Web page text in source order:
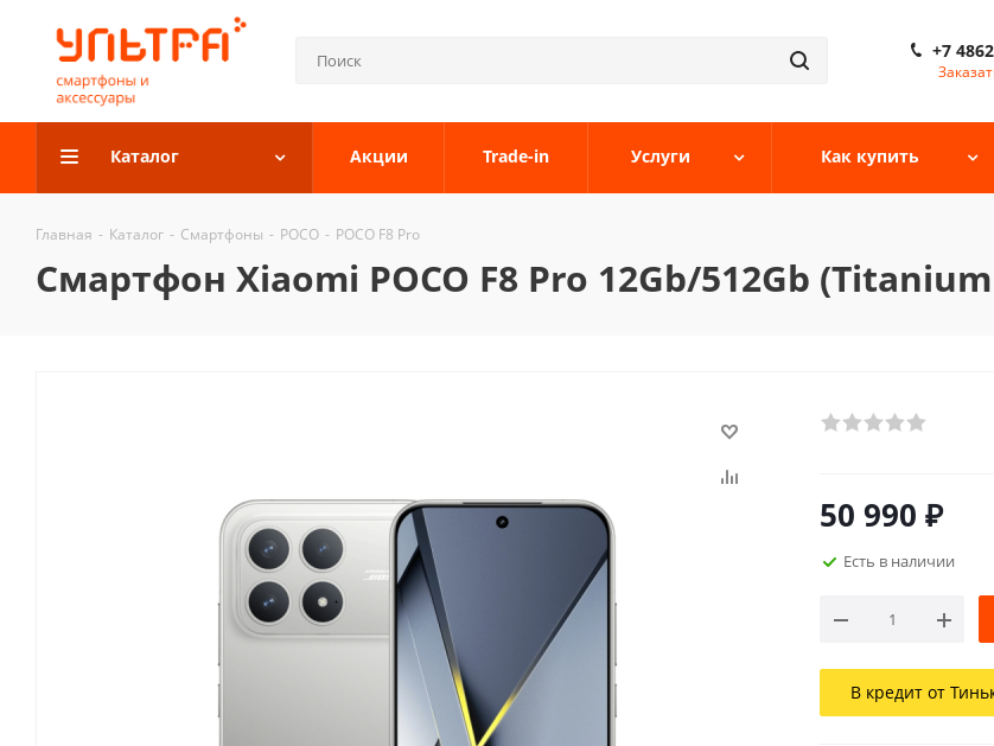
+7
Каталог Акции Trade-in Услуги Как купить
Главная - Каталог - Смартфоны - POCO - POCO F8 Pro
Смартфон Xiaomi POCO F8 Pro 12Gb/512Gb
50 990 ₽
Есть в наличии
В кредит от